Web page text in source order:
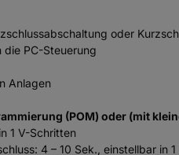
oder
die PC-Steuerung
Anlagen
(POM) oder (mit
1 V-Schritten
4 – 10 Sek., einstellbar in